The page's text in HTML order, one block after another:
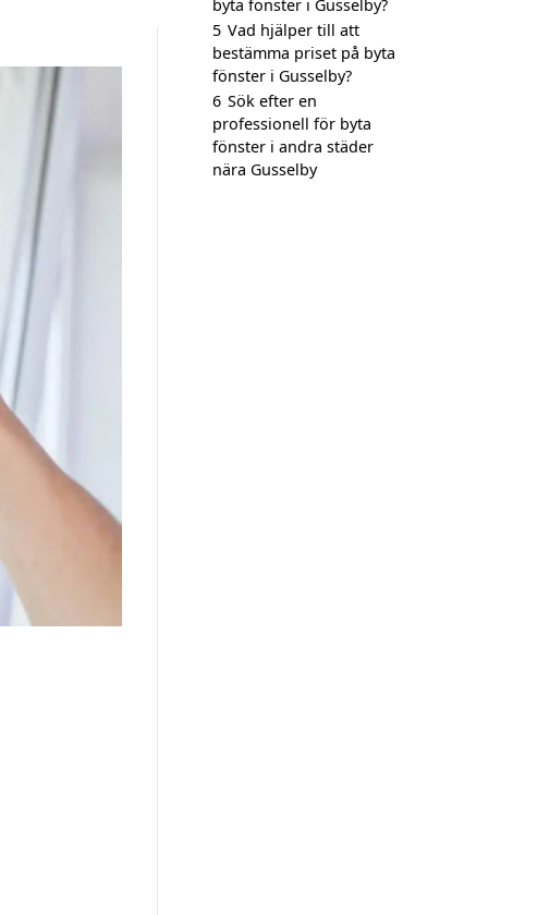
byta fönster i Gusselby?
5 Vad hjälper till att
bestämma priset på byta
fönster i Gusselby?
6 Sök efter en
professionell för byta
fönster i andra städer
nära Gusselby